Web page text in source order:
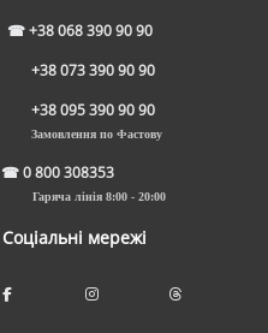
☎+38 068 390 90 90
+38 073 390 90 90
+38 095 390 90 90
Замовлення по Фастову
☎0 800 308353
Гаряча лінія 8:00 - 20:00
Соціальні мережі